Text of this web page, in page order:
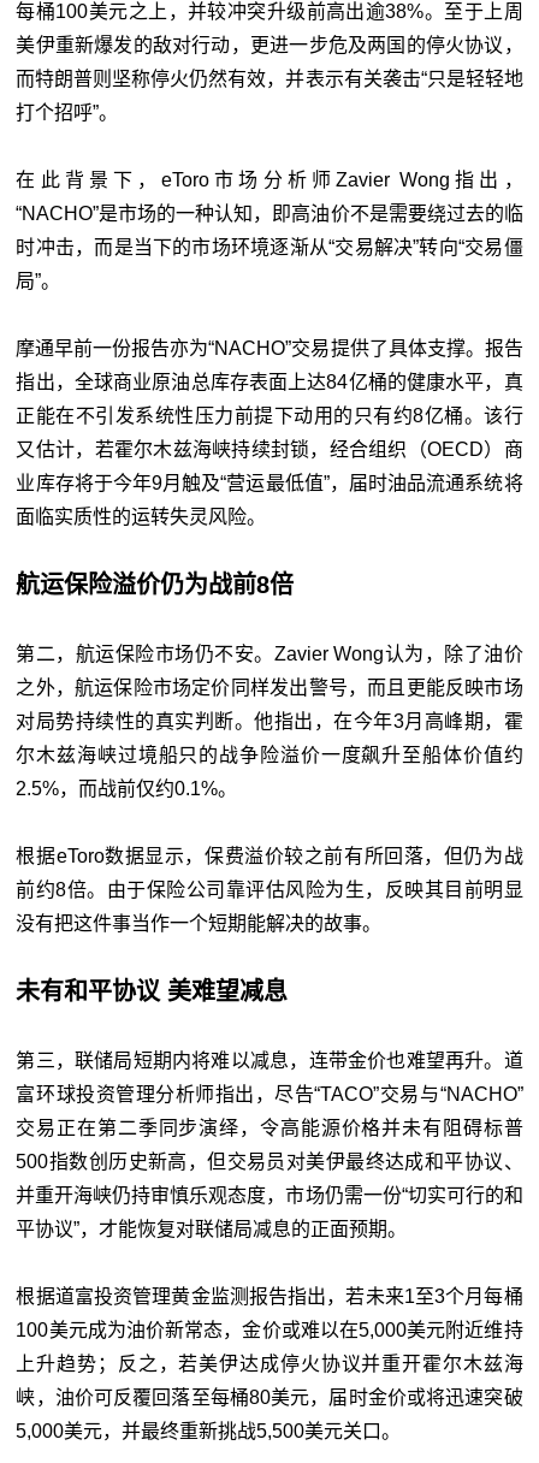
每桶100美元之上，并较冲突升级前高出逾38%。至于上周
美伊重新爆发的敌对行动，更进一步危及两国的停火协议，
而特朗普则坚称停火仍然有效，并表示有关袭击“只是轻轻地
打个招呼”。
在此背景下，eToro市场分析师Zavier Wong指出，
“NACHO”是市场的一种认知，即高油价不是需要绕过去的临
时冲击，而是当下的市场环境逐渐从“交易解决”转向“交易僵
局”。
摩通早前一份报告亦为“NACHO”交易提供了具体支撑。报告
指出，全球商业原油总库存表面上达84亿桶的健康水平，真
正能在不引发系统性压力前提下动用的只有约8亿桶。该行
又估计，若霍尔木兹海峡持续封锁，经合组织（OECD）商
业库存将于今年9月触及“营运最低值”，届时油品流通系统将
面临实质性的运转失灵风险。
航运保险溢价仍为战前8倍
第二，航运保险市场仍不安。Zavier Wong认为，除了油价
之外，航运保险市场定价同样发出警号，而且更能反映市场
对局势持续性的真实判断。他指出，在今年3月高峰期，霍
尔木兹海峡过境船只的战争险溢价一度飙升至船体价值约
2.5%，而战前仅约0.1%。
根据eToro数据显示，保费溢价较之前有所回落，但仍为战
前约8倍。由于保险公司靠评估风险为生，反映其目前明显
没有把这件事当作一个短期能解决的故事。
未有和平协议 美难望减息
第三，联储局短期内将难以减息，连带金价也难望再升。道
富环球投资管理分析师指出，尽告“TACO”交易与“NACHO”
交易正在第二季同步演绎，令高能源价格并未有阻碍标普
500指数创历史新高，但交易员对美伊最终达成和平协议、
并重开海峡仍持审慎乐观态度，市场仍需一份“切实可行的和
平协议”，才能恢复对联储局减息的正面预期。
根据道富投资管理黄金监测报告指出，若未来1至3个月每桶
100美元成为油价新常态，金价或难以在5,000美元附近维持
上升趋势；反之，若美伊达成停火协议并重开霍尔木兹海
峡，油价可反覆回落至每桶80美元，届时金价或将迅速突破
5,000美元，并最终重新挑战5,500美元关口。